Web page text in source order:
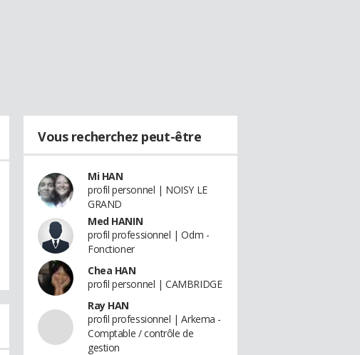
Vous recherchez peut-être
Mi HAN
profil personnel | NOISY LE
GRAND
Med HANIN
profil professionnel | Odm -
Fonctioner
Chea HAN
profil personnel | CAMBRIDGE
Ray HAN
profil professionnel | Arkema -
Comptable / contrôle de
gestion